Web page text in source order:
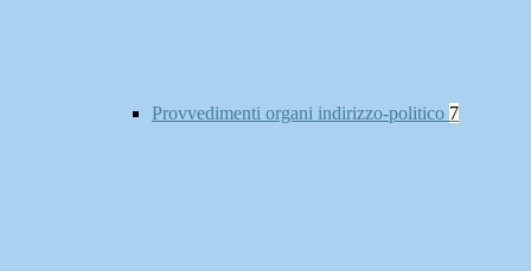
Provvedimenti organi indirizzo-politico 7